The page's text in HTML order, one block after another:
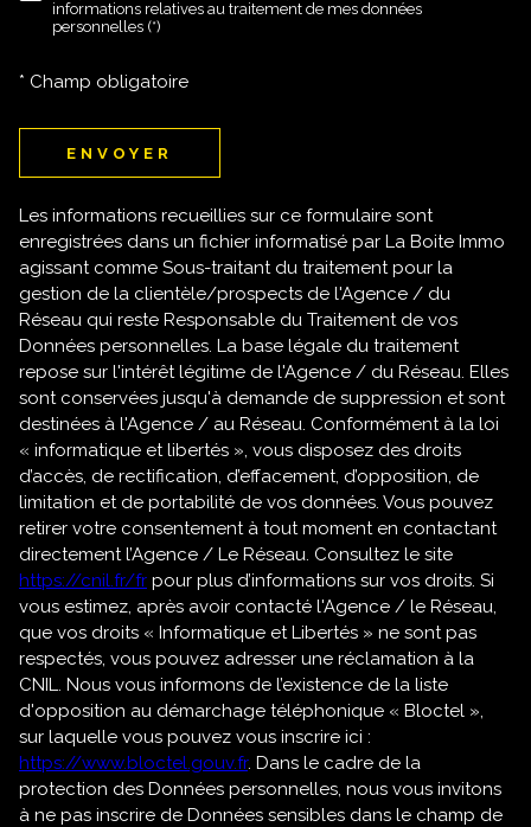
informations relatives au traitement de mes données
personnelles (*)
* Champ obligatoire
ENVOYER
Les informations recueillies sur ce formulaire sont
enregistrées dans un fichier informatisé par La Boite Immo
agissant comme Sous-traitant du traitement pour la
gestion de la clientèle/prospects de l'Agence / du
Réseau qui reste Responsable du Traitement de vos
Données personnelles. La base légale du traitement
repose sur l'intérêt légitime de l'Agence / du Réseau. Elles
sont conservées jusqu'à demande de suppression et sont
destinées à l'Agence / au Réseau. Conformément à la loi
« informatique et libertés », vous disposez des droits
d’accès, de rectification, d’effacement, d’opposition, de
limitation et de portabilité de vos données. Vous pouvez
retirer votre consentement à tout moment en contactant
directement l’Agence / Le Réseau. Consultez le site
https://cnil.fr/fr pour plus d’informations sur vos droits. Si
vous estimez, après avoir contacté l'Agence / le Réseau,
que vos droits « Informatique et Libertés » ne sont pas
respectés, vous pouvez adresser une réclamation à la
CNIL. Nous vous informons de l’existence de la liste
d'opposition au démarchage téléphonique « Bloctel »,
sur laquelle vous pouvez vous inscrire ici :
https://www.bloctel.gouv.fr. Dans le cadre de la
protection des Données personnelles, nous vous invitons
à ne pas inscrire de Données sensibles dans le champ de